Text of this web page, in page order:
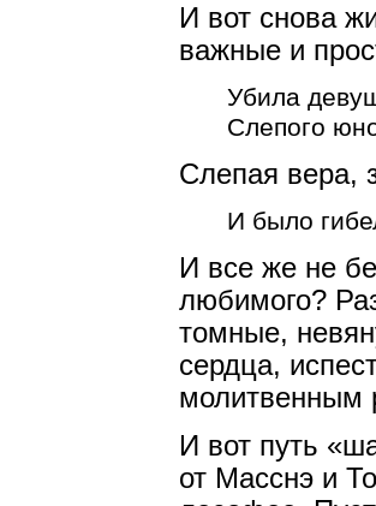
И вот снова
важные и
Убила
Слепого
Слепая вера,
И было
И все же не
любимого?
томные,
сердца,
молитвенным
И вот путь
от Масснэ и